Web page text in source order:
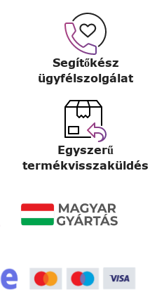
Segítőkész
ügyfélszolgálat
Egyszerű
termékvisszaküldés